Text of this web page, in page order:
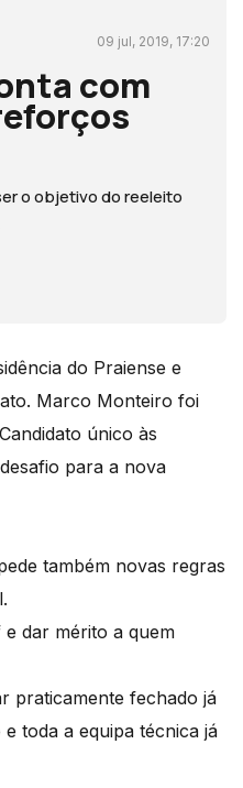
09 jul, 2019, 17:20
com
o objetivo do reeleito
do Praiense e
Marco Monteiro foi
único às
para a nova
também novas regras
dar mérito a quem
praticamente fechado já
toda a equipa técnica já